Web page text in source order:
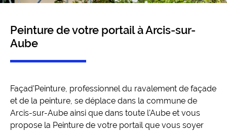
Peinture de votre portail à Arcis-sur-
Aube
Façad'Peinture, professionnel du ravalement de façade
et de la peinture, se déplace dans la commune de
Arcis-sur-Aube ainsi que dans toute l'Aube et vous
propose la Peinture de votre portail que vous soyer